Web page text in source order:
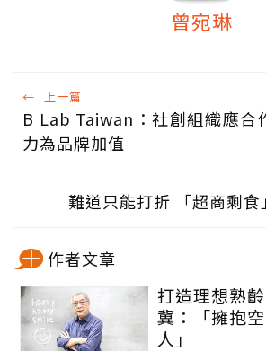
曾宛琳
← 上一篇
B Lab Taiwan：社創組織應合
力為品牌加值
難道只能打折 「超商剩食
作者文章
打造理想熟齡宅 建築
冀：「擁抱
人」